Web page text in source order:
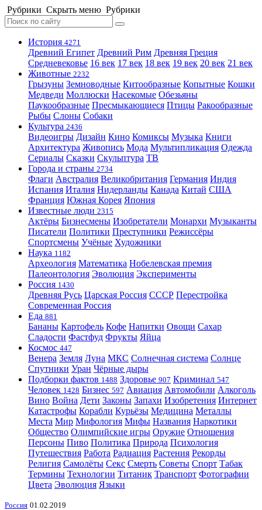
Рубрики Скрыть меню Рубрики
История 4271
Древний Египет Древний Рим Древняя Греция
Средневековье 16 век 17 век 18 век 19 век 20 век 21 век
Животные 2232
Грызуны Земноводные Китообразные Копытные Кошки
Медведи Моллюски Насекомые Обезьяны
Паукообразные Пресмыкающиеся Птицы Ракообразные
Рыбы Слоны Собаки
Культура 2436
Видеоигры Дизайн Кино Комиксы Музыка Книги
Архитектура Живопись Мода Мультипликация Одежда
Сериалы Сказки Скульптура ТВ
Города и страны 2734
Флаги Австралия Великобритания Германия Индия
Испания Италия Нидерланды Канада Китай США
Франция Южная Корея Япония
Известные люди 2315
Актёры Бизнесмены Изобретатели Монархи Музыканты
Писатели Политики Преступники Режиссёры
Спортсмены Учёные Художники
Наука 1182
Археология Математика Нобелевская премия
Палеонтология Эволюция Эксперименты
Россия 1430
Древняя Русь Царская Россия СССР Перестройка
Современная Россия
Еда 881
Бананы Картофель Кофе Напитки Овощи Сахар
Сладости Фастфуд Фрукты Яйца
Космос 447
Венера Земля Луна МКС Солнечная система Солнце
Спутники Уран Чёрные дыры
Подборки фактов 1488 Здоровье 907 Криминал 547
Человек 1428 Бизнес 597 Авиация Автомобили Алкоголь
Вино Война Дети Законы Запахи Изобретения Интернет
Катастрофы Корабли Курьёзы Медицина Металлы
Места Мир Мифология Мифы Названия Наркотики
Общество Олимпийские игры Оружие Отношения
Персоны Пиво Политика Природа Психология
Путешествия Работа Радиация Растения Рекорды
Религия Самолёты Секс Смерть Советы Спорт Табак
Термины Технологии Титаник Транспорт Фотографии
Цвета Эволюция Языки
Россия 01.02.2019